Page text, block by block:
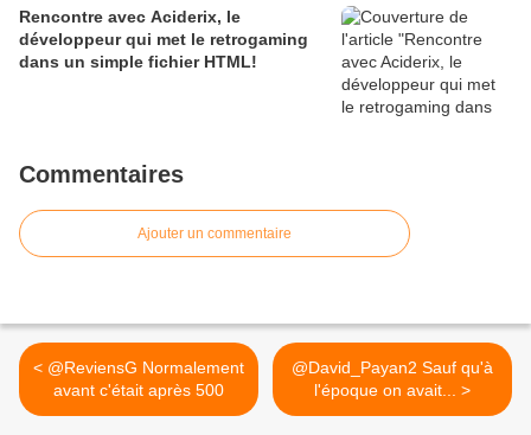
Rencontre avec Aciderix, le
développeur qui met le retrogaming
dans un simple fichier HTML!
Commentaires
Ajouter un commentaire
< @ReviensG Normalement
avant c'était après 500
@David_Payan2 Sauf qu'à
l'époque on avait... >